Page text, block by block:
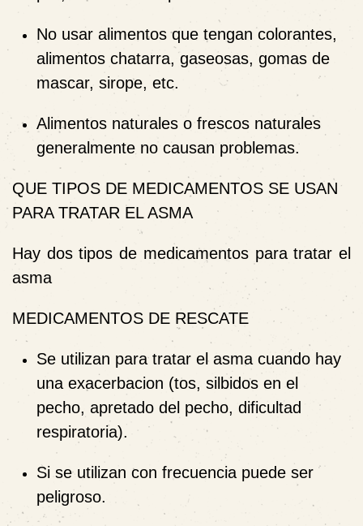
No usar alimentos que tengan colorantes,
alimentos chatarra, gaseosas, gomas de
mascar, sirope, etc.
Alimentos naturales o frescos naturales
generalmente no causan problemas.
QUE TIPOS DE MEDICAMENTOS SE USAN
PARA TRATAR EL ASMA
Hay dos tipos de medicamentos para tratar el
asma
MEDICAMENTOS DE RESCATE
Se utilizan para tratar el asma cuando hay
una exacerbacion (tos, silbidos en el
pecho, apretado del pecho, dificultad
respiratoria).
Si se utilizan con frecuencia puede ser
peligroso.